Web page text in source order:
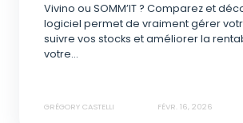
Vivino ou SOMM’IT ? Comparez et
logiciel permet de vraiment gérer
suivre vos stocks et améliorer la
votre...
GRÉGORY CASTELLI FÉVR. 16, 2026